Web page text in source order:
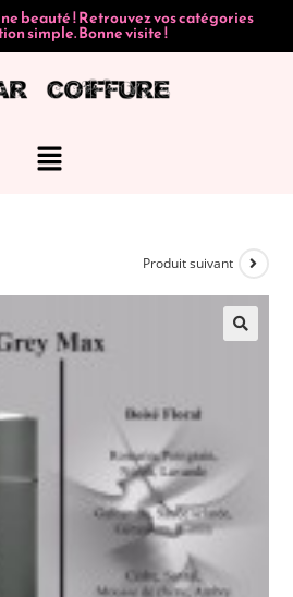
beauté ! Retrouvez vos catégories
simple. Bonne visite !
Produit suivant